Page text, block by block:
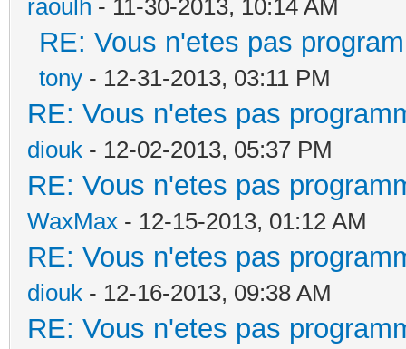
raoulh - 11-30-2013, 10:14 AM
RE: Vous n'etes pas
tony - 12-31-2013, 03:11 PM
RE: Vous n'etes pas
diouk - 12-02-2013, 05:37 PM
RE: Vous n'etes pas
WaxMax - 12-15-2013, 01:12 AM
RE: Vous n'etes pas
diouk - 12-16-2013, 09:38 AM
RE: Vous n'etes pas